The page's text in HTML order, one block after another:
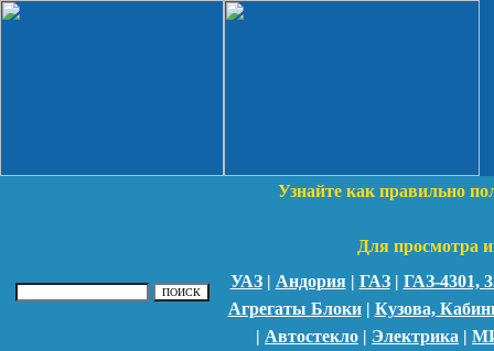
Узнайте как правильно
Для просмотра
УАЗ| Андория| ГАЗ| ГАЗ-4301,
Агрегаты Блоки| Кузова,
| Автостекло | Электрика |